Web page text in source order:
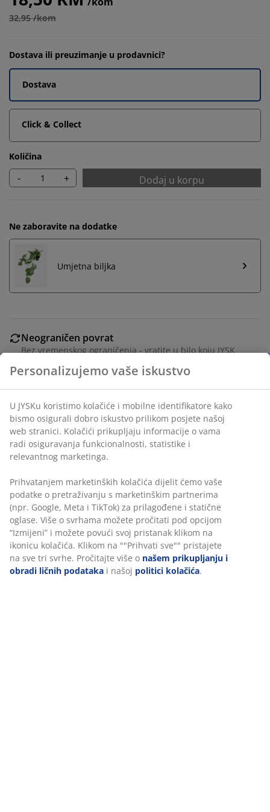
32,95 /kom
Dostava ili preuzimanje u prodavnici?
Dostava
Click & Collect
Količina
- + Dodaj u korpu
Ne zaboravite na dodatke
Umjetna biljka
Neograničen povrat
Bez vremenskog ograničenja - vratite u bilo koju JYSK
Garancija cijene
30 dana garancije cijene za sve proizvode
Fleksibilne opcije dostave
Brza i jednostavna dostava po vašem izboru
Balkonska saksija sa crnim, pletenim dizajnom od
petana. Ima čelični okvir sa premazom u prahu i
napravljena je od materijala otpornih na mraz, što je
čini izdržljivim izborom za dodavanje cvijeća i zelenila u
vaš vanjski prostor. Š18 x D50 x V16 cm
šifra artikla: 6426018
Personalizujemo vaše iskustvo
U JYSKu koristimo kolačiće i mobilne identifikatore kako
bismo osigurali dobro iskustvo prilikom posjete našoj
web stranici. Kolačići prikupljaju informacije o vama
radi osiguravanja funkcionalnosti, statistike i
relevantnog marketinga.
Prihvatanjem marketinških kolačića dijelit ćemo vaše
podatke o pretraživanju s marketinškim partnerima
(npr. Google, Meta i TikTok) za prilagođene i statične
oglase. Više o svrhama možete pročitati pod opcijom
“Izmijeni” i možete povući svoj pristanak klikom na
ikonicu kolačića. Klikom na ""Prihvati sve"" pristajete
na sve tri svrhe. Pročitajte više o našem prikupljanju i
obradi ličnih podataka i našoj politici kolačića.